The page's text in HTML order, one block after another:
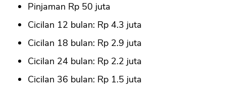
Pinjaman Rp 50 juta
Cicilan 12 bulan: Rp 4.3 juta
Cicilan 18 bulan: Rp 2.9 juta
Cicilan 24 bulan: Rp 2.2 juta
Cicilan 36 bulan: Rp 1.5 juta